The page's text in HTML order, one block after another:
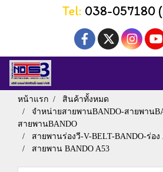
Tel: 038-057180
หน้าแรก
สินค้าทั้งหมด
จำหน่ายสายพานBANDO-สายพาน
สายพานBANDO
สายพานร่องวี-V-BELT-BANDO-ร่อง
สายพาน BANDO A53